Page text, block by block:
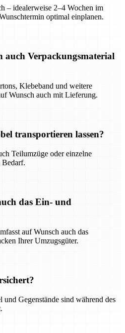
– idealerweise 2–4 Wochen im
optimal einplanen.
auch Verpackungsmaterial
Klebeband und weitere
Wunsch auch mit Lieferung.
transportieren lassen?
Teilumzüge oder einzelne
Bedarf.
das Ein- und
auf Wunsch auch das
Ihrer Umzugsgüter.
Gegenstände sind während des